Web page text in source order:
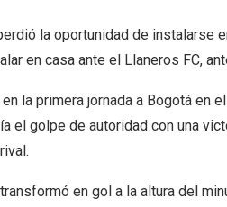
la oportunidad de
en casa ante el Llaneros FC,
la primera jornada a Bogotá en
el golpe de autoridad con una
en gol a la altura del